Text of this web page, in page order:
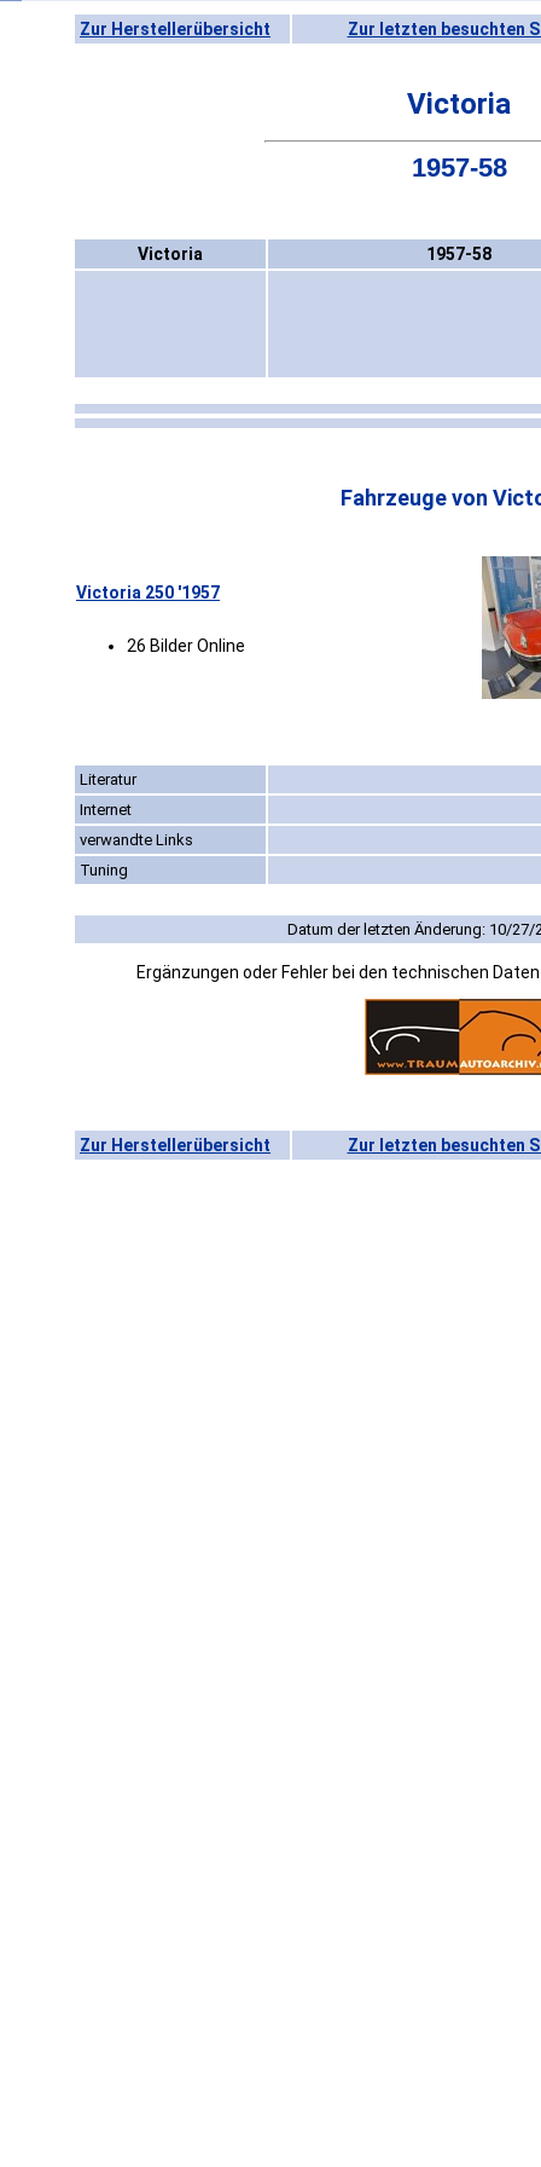
Zur Herstellerübersicht Zur letzten besuchten
Victoria
1957-58
Victoria 1957-58
Fahrzeuge von
Victoria 250 '1957
26 Bilder Online
Literatur
Internet
verwandte Links
Tuning
Datum der letzten Änderung: 10/27/
Ergänzungen oder Fehler bei den technischen
Zur Herstellerübersicht Zur letzten besuchten